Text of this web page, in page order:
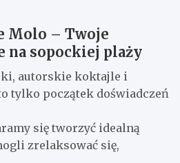
Molo – Twoje
na sopockiej plaży
autorskie koktajle i
tylko początek doświadczeń
się tworzyć idealną
zrelaksować się,